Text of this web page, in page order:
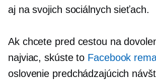
aj na svojich sociálnych sieťach.
Ak chcete pred cestou na
najviac, skúste to Facebook
oslovenie predchádzajúcich